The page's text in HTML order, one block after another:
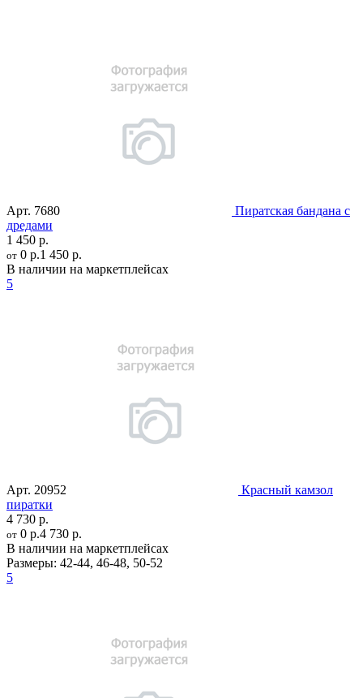
Арт. 7680
Пиратская бандана с
дредами
1 450 р.
от 0 р.1 450 р.
В наличии на маркетплейсах
5
Арт. 20952
Красный камзол
пиратки
4 730 р.
от 0 р.4 730 р.
В наличии на маркетплейсах
Размеры: 42-44, 46-48, 50-52
5